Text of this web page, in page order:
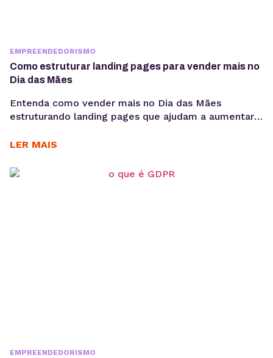
EMPREENDEDORISMO
Como estruturar landing pages para vender mais no
Dia das Mães
Entenda como vender mais no Dia das Mães
estruturando landing pages que ajudam a aumentar
sustentar campanhas com apoio de performance e
com maior potencial para campanhas promocionais e
LER MAIS
EMPREENDEDORISMO